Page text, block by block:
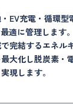
EV充電・循環型
適に管理します。
完結するエネル
大化し脱炭素・
現します。